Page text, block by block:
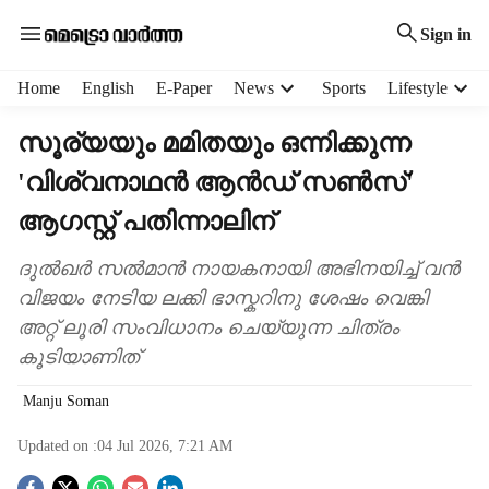
Sign in
Home English E-Paper News Sports Lifestyle
സൂര്യയും മമിതയും ഒന്നിക്കുന്ന
'വിശ്വനാഥൻ ആൻഡ് സൺസ്'
ആഗസ്റ്റ് പതിന്നാലിന്
ദുൽഖർ സൽമാൻ നായകനായി അഭിനയിച്ച് വൻ
വിജയം നേടിയ ലക്കി ഭാസ്കറിനു ശേഷം വെങ്കി
അറ്റ് ലൂരി സംവിധാനം ചെയ്യുന്ന ചിത്രം
കൂടിയാണിത്
Manju Soman
Updated on :04 Jul 2026, 7:21 AM